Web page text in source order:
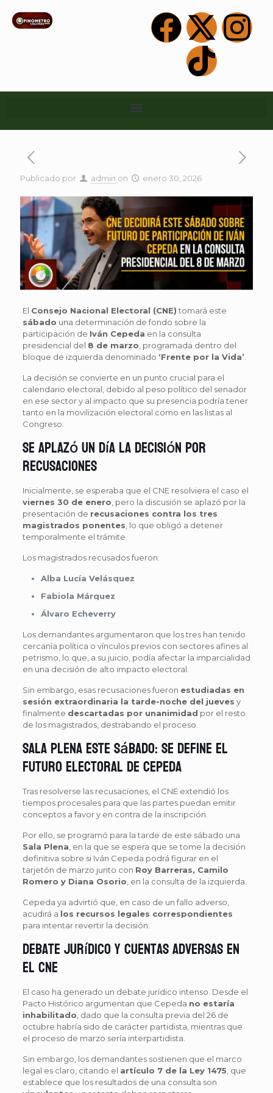
Publicado por admin on enero 30, 2026
El Consejo Nacional Electoral (CNE)tomará este
sábado una determinación de fondo sobre la
participación de Iván Cepeda en la consulta
presidencial del 8 de marzo , programada dentro del
bloque de izquierda denominado ‘Frente por la Vida’
La decisión se convierte en un punto crucial para el
calendario electoral, debido al peso político del senador
en ese sector y al impacto que su presencia podría tener
tanto en la movilización electoral como en las listas al
Congreso.
Se aplazó un día la decisión por
recusaciones
Inicialmente, se esperaba que el CNE resolviera el caso el
viernes 30 de enero , pero la discusión se aplazó por la
presentación de recusaciones contra los tres
magistrados ponentes , lo que obligó a detener
temporalmente el trámite.
Los magistrados recusados fueron:
Alba Lucía Velásquez
Fabiola Márquez
Álvaro Echeverry
Los demandantes argumentaron que los tres han tenido
cercanía política o vínculos previos con sectores afines al
petrismo, lo que, a su juicio, podía afectar la imparcialidad
en una decisión de alto impacto electoral.
Sin embargo, esas recusaciones fueron estudiadas en
sesión extraordinaria la tarde-noche del jueves y
finalmente descartadas por unanimidad por el resto
de los magistrados, destrabando el proceso.
Sala Plena este sábado: se define el
futuro electoral de Cepeda
Tras resolverse las recusaciones, el CNE extendió los
tiempos procesales para que las partes puedan emitir
conceptos a favor y en contra de la inscripción.
Por ello, se programó para la tarde de este sábado una
Sala Plena , en la que se espera que se tome la decisión
definitiva sobre si Iván Cepeda podrá figurar en el
tarjetón de marzo junto con Roy Barreras, Camilo
Romero y Diana Osorio , en la consulta de la izquierda.
Cepeda ya advirtió que, en caso de un fallo adverso,
acudirá a los recursos legales correspondientes
para intentar revertir la decisión.
Debate jurídico y cuentas adversas en
el CNE
El caso ha generado un debate jurídico intenso. Desde el
Pacto Histórico argumentan que Cepeda no estaría
inhabilitado , dado que la consulta previa del 26 de
octubre habría sido de carácter partidista, mientras que
el proceso de marzo sería interpartidista.
Sin embargo, los demandantes sostienen que el marco
legal es claro, citando el artículo 7 de la Ley 1475 , que
establece que los resultados de una consulta son